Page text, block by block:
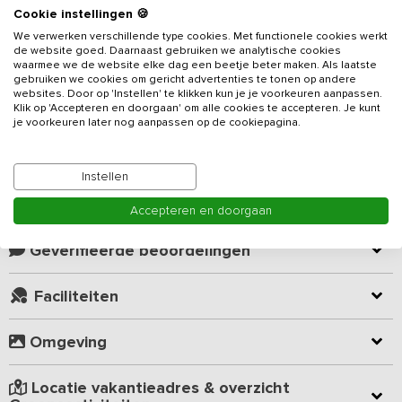
Beschrijving
Gelegen in het bosrijke buitengebied van de Achterhoek vind je -
op 300 meter van de Duitse grens - dit sfeervolle en vrijstaande
vakantieadres voor 18 personen. Hier geniet je van elkaars
gezelschap en van het weidse uitzicht. Natuur, cultuur en
deze landelijk gelegen boerderij.
De accommodatie is voorzien van een royale woonkamer met
schouw, grote zitbank in het midden, Smart TV en verschillende
zitjes. De moderne keuken is rijkelijk voorzien van alle benodigde
met elkaar te koken.
Op de begane grond zijn twee slaapkamers met twee
éénpersoons boxspringbedden en een wastafel met warm en
koud water. Op de verdieping zijn zes knusse slaapkamers met
gebintwerk en geblokte gordijntjes, één slaapkamer met vier
éénpersoonsbedden en vijf slaapkamers met twee
Kamer indeling
Geverifieerde beoordelingen
Faciliteiten
Omgeving
Locatie vakantieadres & overzicht
Cookie instellingen 🍪
We verwerken verschillende type cookies. Met functionele cookies werkt
de website goed. Daarnaast gebruiken we analytische cookies
waarmee we de website elke dag een beetje beter maken. Als laatste
gebruiken we cookies om gericht advertenties te tonen op andere
websites. Door op 'Instellen' te klikken kun je je voorkeuren aanpassen.
Klik op 'Accepteren en doorgaan' om alle cookies te accepteren. Je kunt
je voorkeuren later nog aanpassen op de cookiepagina.
Instellen
Accepteren en doorgaan